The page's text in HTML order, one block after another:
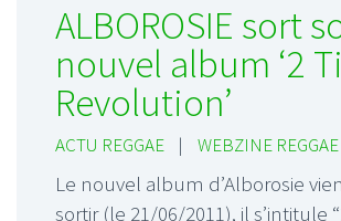
ALBOROSIE sort
nouvel album ‘2
Revolution’
ACTU REGGAE | WEBZINE REGGAE
Le nouvel album d’Alborosie
sortir (le 21/06/2011), il s’intitule